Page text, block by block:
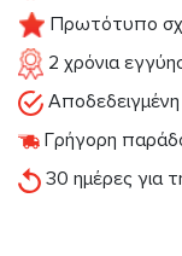
Πρωτότυπο
2 χρόνια
Γρήγορη
30 ημέρες για